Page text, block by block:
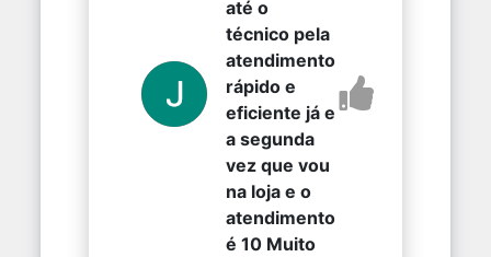
até o
técnico pela
atendimento
rápido e
eficiente já e
a segunda
vez que vou
na loja e o
atendimento
é 10 Muito